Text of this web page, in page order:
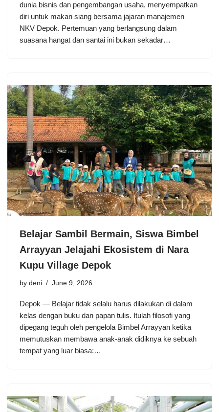
dunia bisnis dan pengembangan usaha, menyempatkan
diri untuk makan siang bersama jajaran manajemen
NKV Depok. Pertemuan yang berlangsung dalam
suasana hangat dan santai ini bukan sekadar…
Belajar Sambil Bermain, Siswa Bimbel
Arrayyan Jelajahi Ekosistem di Nara
Kupu Village Depok
by deni June 9, 2026
Depok — Belajar tidak selalu harus dilakukan di dalam
kelas dengan buku dan papan tulis. Itulah filosofi yang
dipegang teguh oleh pengelola Bimbel Arrayyan ketika
memutuskan membawa anak-anak didiknya ke sebuah
tempat yang luar biasa:…